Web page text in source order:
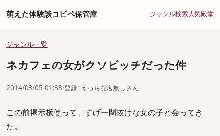
萌えた体験談コピペ保管庫 ジャンル検索人気殿堂
ジャンル一覧
ネカフェの女がクソビッチだった件
2014/03/05 01:38 登録: えっちな名無しさん
この前掲示板使って、すげー間抜けな女の子と会ってき
た。